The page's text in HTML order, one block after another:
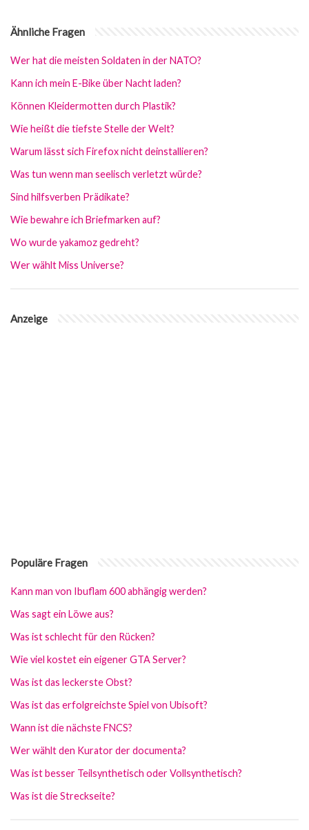
Ähnliche Fragen
Wer hat die meisten Soldaten in der NATO?
Kann ich mein E-Bike über Nacht laden?
Können Kleidermotten durch Plastik?
Wie heißt die tiefste Stelle der Welt?
Warum lässt sich Firefox nicht deinstallieren?
Was tun wenn man seelisch verletzt würde?
Sind hilfsverben Prädikate?
Wie bewahre ich Briefmarken auf?
Wo wurde yakamoz gedreht?
Wer wählt Miss Universe?
Anzeige
Populäre Fragen
Kann man von Ibuflam 600 abhängig werden?
Was sagt ein Löwe aus?
Was ist schlecht für den Rücken?
Wie viel kostet ein eigener GTA Server?
Was ist das leckerste Obst?
Was ist das erfolgreichste Spiel von Ubisoft?
Wann ist die nächste FNCS?
Wer wählt den Kurator der documenta?
Was ist besser Teilsynthetisch oder Vollsynthetisch?
Was ist die Streckseite?